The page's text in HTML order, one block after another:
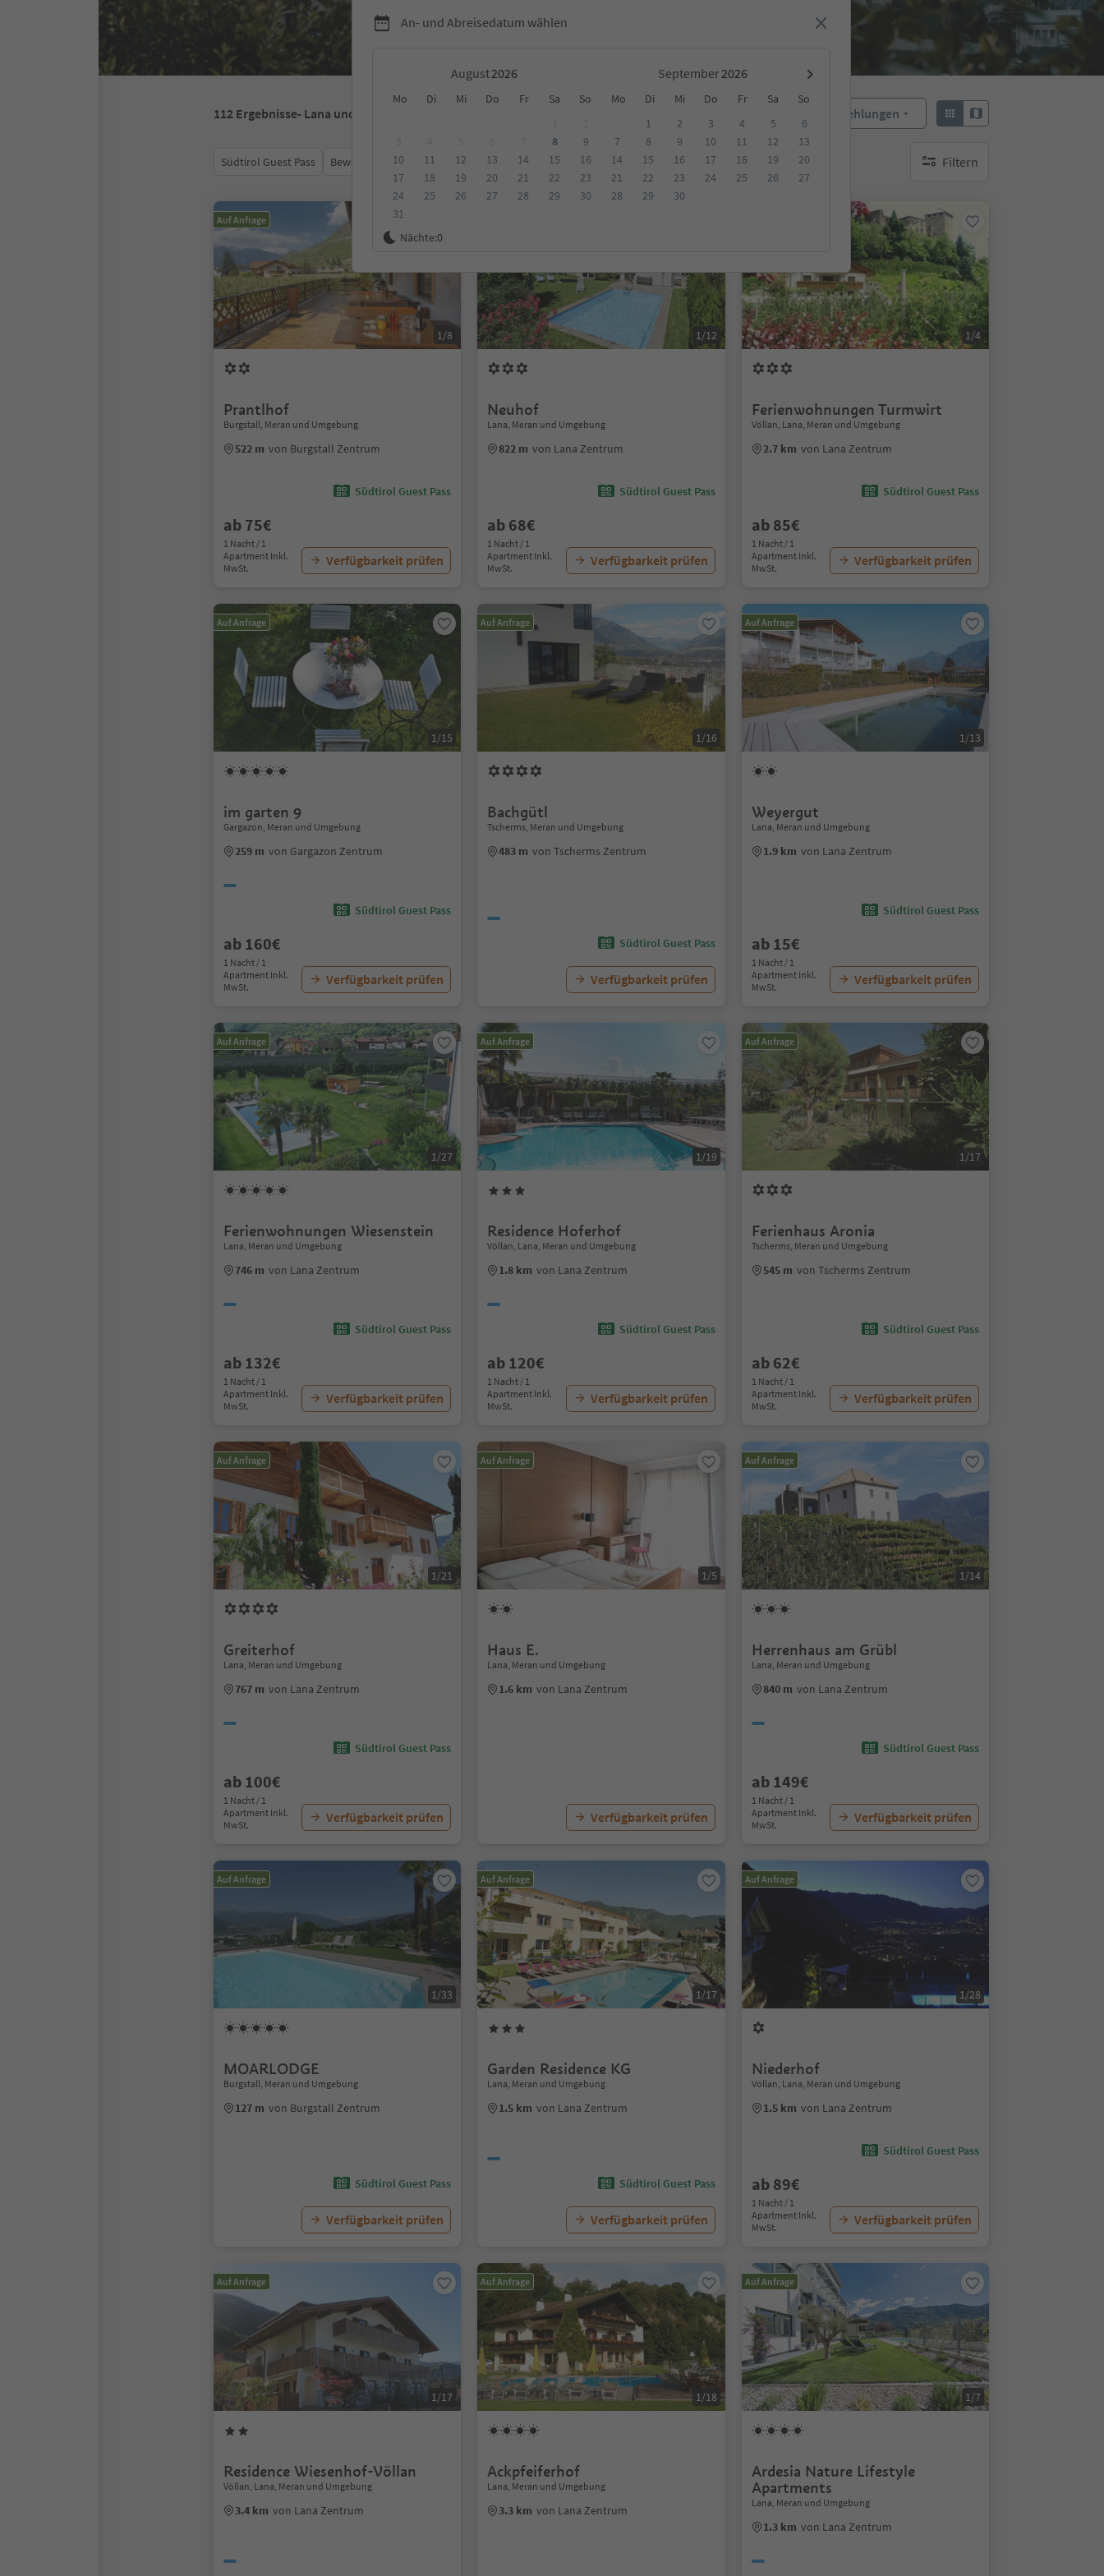
An- und Abreisedatum wählen
August September
Mo Di Mi Do Fr Sa So Mo Di Mi Do Fr Sa
So
8
9
10
11 12 13 14 15
16
17
18 19 20 21 22
23
24
25 26 27 28 29
30
31
1 2 3 4 5
6
7
8 9 10 11 12
13
14
15 16 17 18 19
20
21
22 23 24 25 26
27
28
29 30
Nächte:0
112 Ergebnisse- Lana und Umgebung Empfehlungen
Südtirol Guest Pass Bewertungen Kategorie Verpflegungsart Nachhaltige Unterkunft Filtern
keine aktiven Filte
Auf Anfrage
1/8
Prantlhof
Burgstall, Meran und Umgebung
522 m von Burgstall Zentrum
Südtirol Guest Pass
ab 75€
1 Nacht / 1
Apartment Inkl.
MwSt.
Verfügbarkeit prüfen
1/12
Neuhof
Lana, Meran und Umgebung
822 m von Lana Zentrum
Südtirol Guest Pass
ab 68€
1 Nacht / 1
Apartment Inkl.
MwSt.
Verfügbarkeit prüfen
1/4
Ferienwohnungen Turmwirt
Völlan, Lana, Meran und Umgebung
2.7 km von Lana Zentrum
Südtirol Guest Pass
ab 85€
1 Nacht / 1
Apartment Inkl.
MwSt.
Verfügbarkeit prüfen
Auf Anfrage
1/15
im garten 9
Gargazon, Meran und Umgebung
259 m von Gargazon Zentrum
Südtirol Guest Pass
ab 160€
1 Nacht / 1
Apartment Inkl.
MwSt.
Verfügbarkeit prüfen
Auf Anfrage
1/16
Bachgütl
Tscherms, Meran und Umgebung
483 m von Tscherms Zentrum
Südtirol Guest Pass
Verfügbarkeit prüfen
Auf Anfrage
1/13
Weyergut
Lana, Meran und Umgebung
1.9 km von Lana Zentrum
Südtirol Guest Pass
ab 15€
1 Nacht / 1
Apartment Inkl.
MwSt.
Verfügbarkeit prüfen
Auf Anfrage
1/27
Ferienwohnungen Wiesenstein
Lana, Meran und Umgebung
746 m von Lana Zentrum
Südtirol Guest Pass
ab 132€
1 Nacht / 1
Apartment Inkl.
MwSt.
Verfügbarkeit prüfen
Auf Anfrage
1/19
Residence Hoferhof
Völlan, Lana, Meran und Umgebung
1.8 km von Lana Zentrum
Südtirol Guest Pass
ab 120€
1 Nacht / 1
Apartment Inkl.
MwSt.
Verfügbarkeit prüfen
Auf Anfrage
1/17
Ferienhaus Aronia
Tscherms, Meran und Umgebung
545 m von Tscherms Zentrum
Südtirol Guest Pass
ab 62€
1 Nacht / 1
Apartment Inkl.
MwSt.
Verfügbarkeit prüfen
Auf Anfrage
1/21
Greiterhof
Lana, Meran und Umgebung
767 m von Lana Zentrum
Südtirol Guest Pass
ab 100€
1 Nacht / 1
Apartment Inkl.
MwSt.
Verfügbarkeit prüfen
Auf Anfrage
1/5
Haus E.
Lana, Meran und Umgebung
1.6 km von Lana Zentrum
Verfügbarkeit prüfen
Auf Anfrage
1/14
Herrenhaus am Grübl
Lana, Meran und Umgebung
840 m von Lana Zentrum
Südtirol Guest Pass
ab 149€
1 Nacht / 1
Apartment Inkl.
MwSt.
Verfügbarkeit prüfen
Auf Anfrage
1/33
MOARLODGE
Burgstall, Meran und Umgebung
127 m von Burgstall Zentrum
Südtirol Guest Pass
Verfügbarkeit prüfen
Auf Anfrage
1/17
Garden Residence KG
Lana, Meran und Umgebung
1.5 km von Lana Zentrum
Südtirol Guest Pass
Verfügbarkeit prüfen
Auf Anfrage
1/28
Niederhof
Völlan, Lana, Meran und Umgebung
1.5 km von Lana Zentrum
Südtirol Guest Pass
ab 89€
1 Nacht / 1
Apartment Inkl.
MwSt.
Verfügbarkeit prüfen
Auf Anfrage
1/17
Residence Wiesenhof-Völlan
Völlan, Lana, Meran und Umgebung
3.4 km von Lana Zentrum
Auf Anfrage
1/18
Ackpfeiferhof
Lana, Meran und Umgebung
3.3 km von Lana Zentrum
Auf Anfrage
1/7
Ardesia Nature Lifestyle
Apartments
Lana, Meran und Umgebung
1.3 km von Lana Zentrum